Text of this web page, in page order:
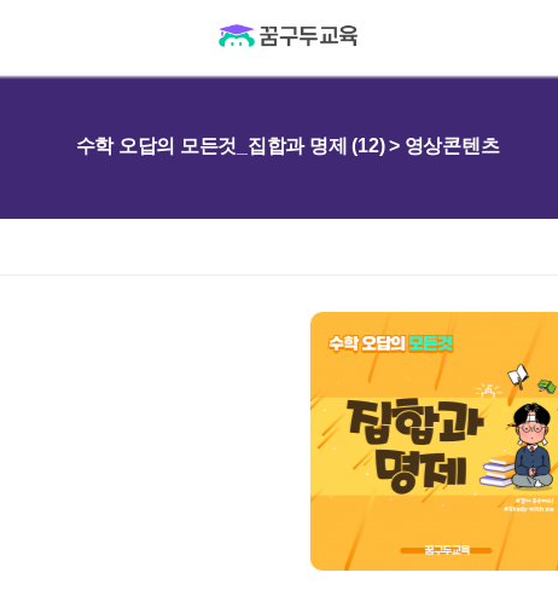
수학 오답의 모든것_집합과 명제 (12) > 영상콘텐츠